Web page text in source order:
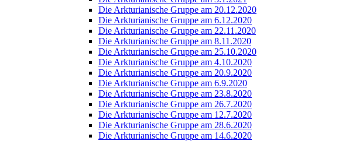
Die Arkturianische Gruppe am 20.12.2020
Die Arkturianische Gruppe am 6.12.2020
Die Arkturianische Gruppe am 22.11.2020
Die Arkturianische Gruppe am 8.11.2020
Die Arkturianische Gruppe am 25.10.2020
Die Arkturianische Gruppe am 4.10.2020
Die Arkturianische Gruppe am 20.9.2020
Die Arkturianische Gruppe am 6.9.2020
Die Arkturianische Gruppe am 23.8.2020
Die Arkturianische Gruppe am 26.7.2020
Die Arkturianische Gruppe am 12.7.2020
Die Arkturianische Gruppe am 28.6.2020
Die Arkturianische Gruppe am 14.6.2020